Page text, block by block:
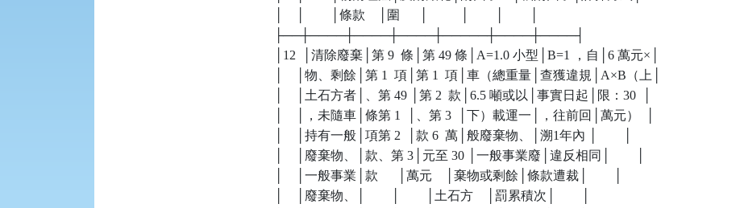
    │    │        │條款    │圍      │          │        │        │
    ├──┼────┼────┼────┼─────┼────┼────┤
    │12  │清除廢棄│第 9  條│第 49 條│A=1.0 小型│B=1 ，自│6 萬元×│
    │    │物、剩餘│第 1  項│第 1  項│車（總重量│查獲違規│A×B（上│
    │    │土石方者│、第 49 │第 2  款│6.5 噸或以│事實日起│限：30  │
    │    │，未隨車│條第 1  │、第 3  │下）載運一│，往前回│萬元）  │
    │    │持有一般│項第 2  │款 6  萬│般廢棄物、│溯1年內 │        │
    │    │廢棄物、│款、第 3│元至 30 │一般事業廢│違反相同│        │
    │    │一般事業│款      │萬元    │棄物或剩餘│條款遭裁│        │
    │    │廢棄物、│        │        │土石方    │罰累積次│        │